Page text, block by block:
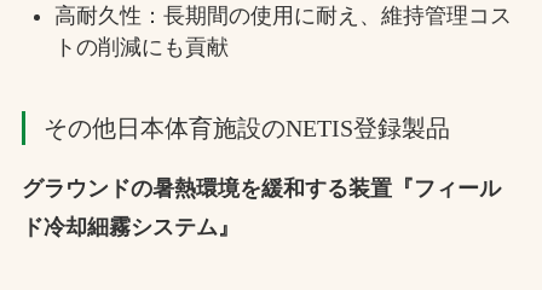
高耐久性：長期間の使用に耐え、維持管理コス
トの削減にも貢献
その他日本体育施設のNETIS登録製品
グラウンドの暑熱環境を緩和する装置『フィール
ド冷却細霧システム』